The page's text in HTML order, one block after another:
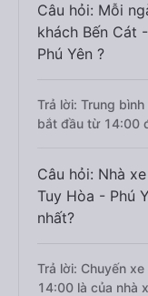
Câu hỏi: Mỗi
khách Bến Cát
Phú Yên ?
Trả lời: Trung
bắt đầu từ 14:00
Câu hỏi: Nhà
Tuy Hòa - Phú
nhất?
Trả lời: Chuyến
14:00 là của nhà